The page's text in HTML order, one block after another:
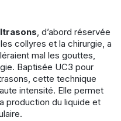
, d’abord réservée
collyres et la chirurgie, a
mal les gouttes,
Baptisée UC3 pour
cette technique
intensité. Elle permet
production du liquide et